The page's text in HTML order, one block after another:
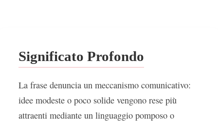
Significato Profondo
La frase denuncia un meccanismo comunicativo:
idee modeste o poco solide vengono rese più
attraenti mediante un linguaggio pomposo o